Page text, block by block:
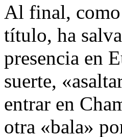
Al final,
título, ha
presencia en
suerte,
entrar en
otra «bala»